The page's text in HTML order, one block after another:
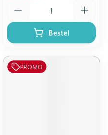
Bestel
PROMO